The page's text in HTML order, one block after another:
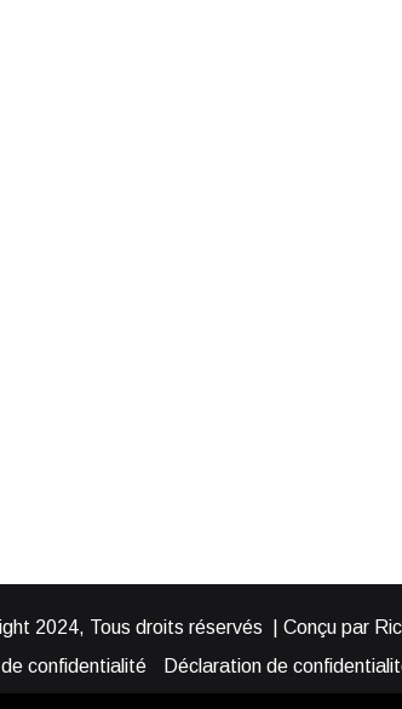
2024, Tous droits réservés | Conçu par
confidentialité Déclaration de